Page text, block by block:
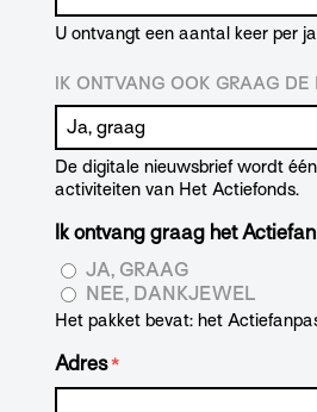
U ontvangt een aantal keer per
IK ONTVANG OOK GRAAG
De digitale nieuwsbrief wordt
activiteiten van Het Actiefonds.
Ik ontvang graag het
JA, GRAAG
NEE, DANKJEWEL
Het pakket bevat: het
Adres *